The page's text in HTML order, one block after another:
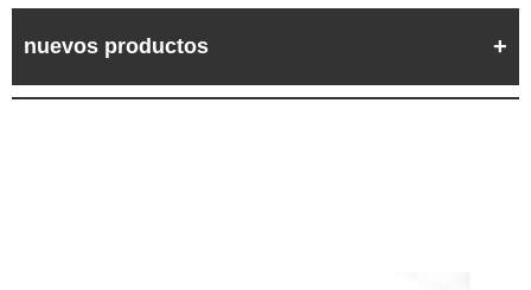
nuevos productos